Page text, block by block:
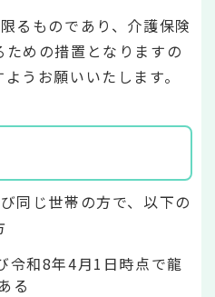
るものであり、介護保険
めの措置となりますの
うお願いいたします。
同じ世帯の方で、以下の
令和8年4月1日時点で龍
る